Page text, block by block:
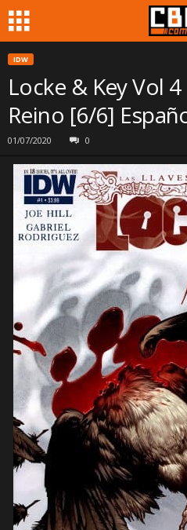
IDW
Locke & Key Vol
Reino [6/6]
01/07/2020 0